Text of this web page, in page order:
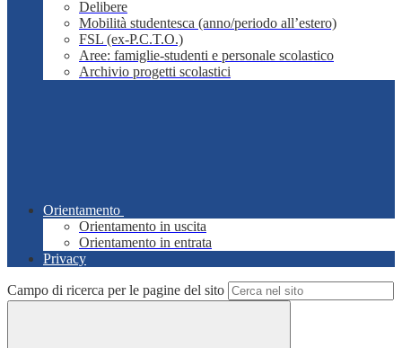
Delibere
Mobilità studentesca (anno/periodo all’estero)
FSL (ex-P.C.T.O.)
Aree: famiglie-studenti e personale scolastico
Archivio progetti scolastici
Orientamento
Orientamento in uscita
Orientamento in entrata
Privacy
Campo di ricerca per le pagine del sito